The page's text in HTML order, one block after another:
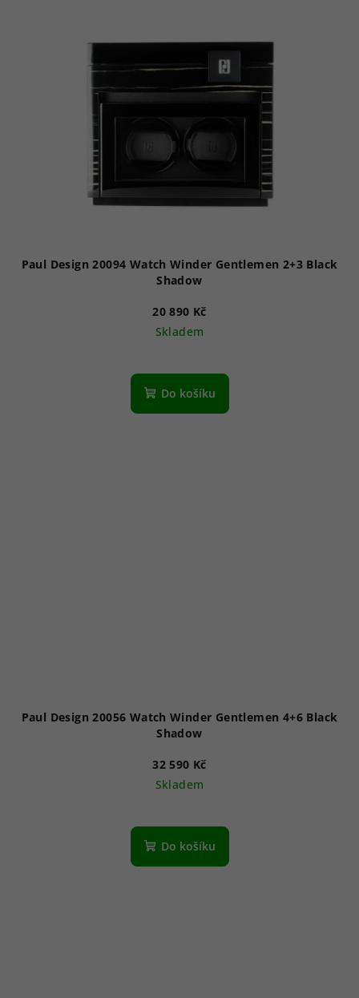
Paul Design 20094 Watch Winder Gentlemen 2+3 Black
Shadow
20 890 Kč
Skladem
Do košíku
Paul Design 20056 Watch Winder Gentlemen 4+6 Black
Shadow
32 590 Kč
Skladem
Do košíku